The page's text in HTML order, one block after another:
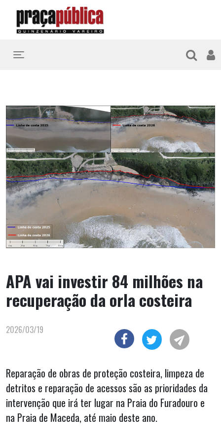
Toggle navigation
APA vai investir 84 milhões na
recuperação da orla costeira
2026/03/19
Reparação de obras de proteção costeira, limpeza de
detritos e reparação de acessos são as prioridades da
intervenção que irá ter lugar na Praia do Furadouro e
na Praia de Maceda, até maio deste ano.